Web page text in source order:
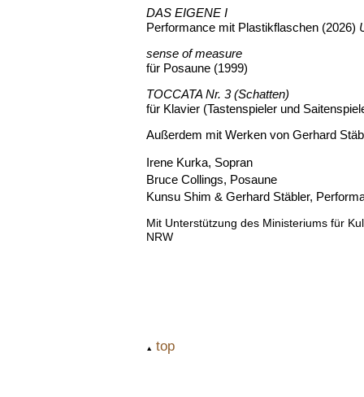
DAS EIGENE I
Performance mit Plastikflaschen (2026)
sense of measure
für Posaune (1999)
TOCCATA Nr. 3 (Schatten)
für Klavier (Tastenspieler und
Außerdem mit Werken von Gerhard
Irene Kurka, Sopran
Bruce Collings, Posaune
Kunsu Shim & Gerhard Stäbler,
Mit Unterstützung des Ministeriums für
NRW
top